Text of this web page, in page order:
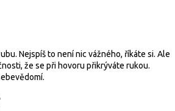
Nejspíš to není nic vážného, říkáte si. Ale
že se při hovoru přikrýváte rukou.